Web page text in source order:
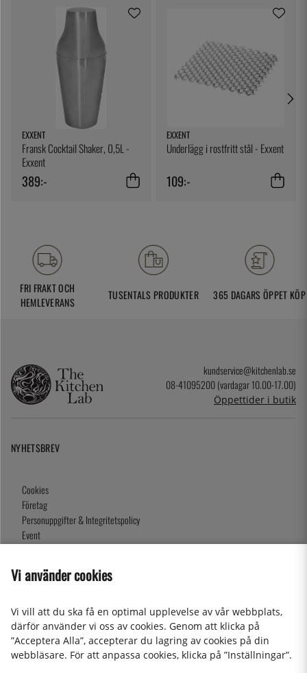
EXXENT
Fransk Cocktail Shaker, 0,5L -
Exxent
389:-
EXXENT
Underlägg i rostfritt stål - Exxent
109:-
FRI FRAKT OCH
HEMLEVERANS
TUSENTALS PRODUKTER 365 DAGARS ÖPPET KÖP
kundservice@kitchenlab.se
08-41095200 (vardagar 10.00-17.00)
Öppettider i butik
NYHETSBREV
Cookies
Företag
Personuppgifter & Integritetspolicy
Event
Presentkort
2026 KitchenLab AB
Vi använder cookies
Vi vill att du ska få en optimal upplevelse av vår webbplats,
därför använder vi oss av cookies. Genom att klicka på
”Acceptera Alla”, accepterar du lagring av cookies på din
webbläsare. För att anpassa cookies, klicka på ”Inställningar”.